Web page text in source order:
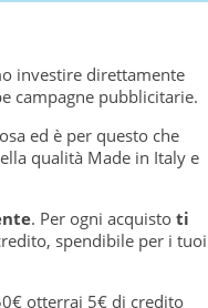
investire direttamente
campagne pubblicitarie.
ed è per questo che
qualità Made in Italy e
. Per ogni acquisto ti
spendibile per i tuoi
otterrai 5€ di credito